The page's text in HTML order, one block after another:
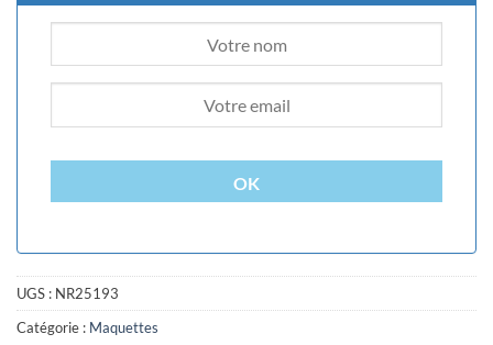
OK
UGS : NR25193
Catégorie : Maquettes